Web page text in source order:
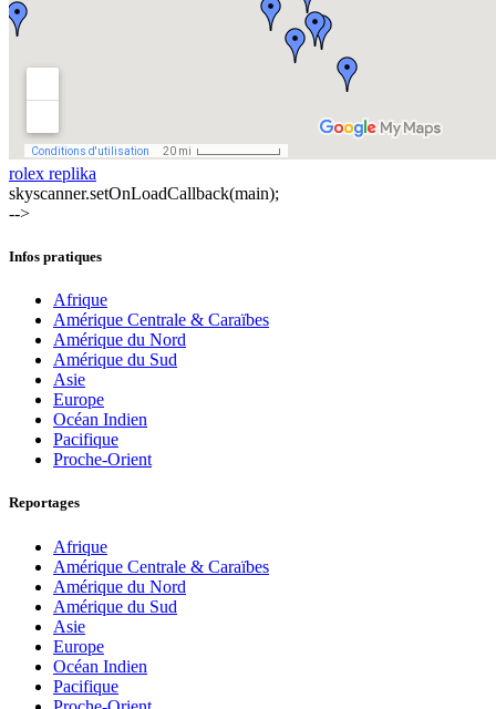
rolex replika
skyscanner.setOnLoadCallback(main);
-->
Infos pratiques
Afrique
Amérique Centrale & Caraïbes
Amérique du Nord
Amérique du Sud
Asie
Europe
Océan Indien
Pacifique
Proche-Orient
Reportages
Afrique
Amérique Centrale & Caraïbes
Amérique du Nord
Amérique du Sud
Asie
Europe
Océan Indien
Pacifique